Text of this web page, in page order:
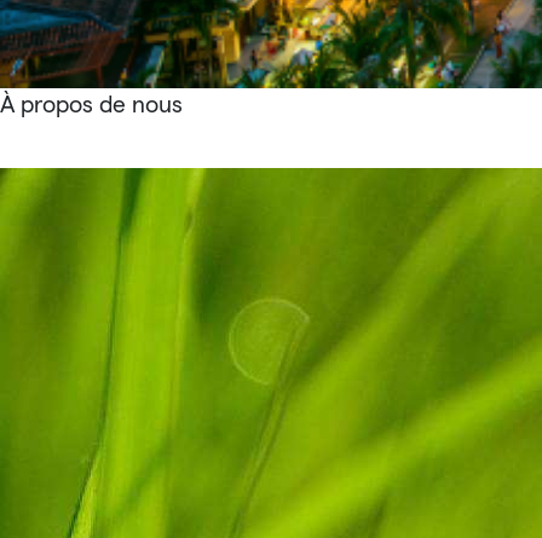
À propos de nous